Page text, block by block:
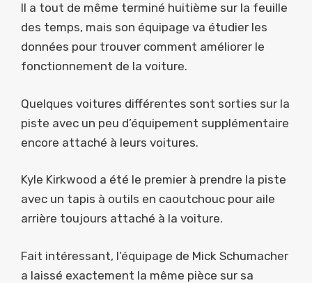
Il a tout de même terminé huitième sur la feuille
des temps, mais son équipage va étudier les
données pour trouver comment améliorer le
fonctionnement de la voiture.
Quelques voitures différentes sont sorties sur la
piste avec un peu d’équipement supplémentaire
encore attaché à leurs voitures.
Kyle Kirkwood a été le premier à prendre la piste
avec un tapis à outils en caoutchouc pour aile
arrière toujours attaché à la voiture.
Fait intéressant, l’équipage de Mick Schumacher
a laissé exactement la même pièce sur sa